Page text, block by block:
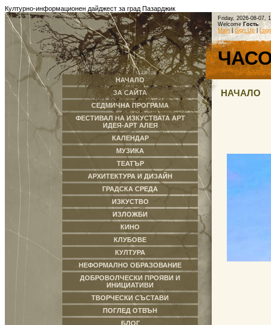
Културно-информационен дайджест за град Пазарджик
НАЧАЛО
ЗА САЙТА
СЕДМИЧНА ПРОГРАМА
ФЕСТИВАЛ НА ИЗКУСТВАТА АРТ
ИДЕЯ-АРТ АЛЕЯ
КАЛЕНДАР
МУЗИКА
ТЕАТЪР
АРХИТЕКТУРА И ДИЗАЙН
ГРАДСКА СРЕДА
ИЗКУСТВО
ИЗЛОЖБИ
КИНО
КЛУБОВЕ
КУЛТУРА
НЕФОРМАЛНО ОБРАЗОВАНИЕ
ДОБРОВОЛЧЕСКИ ПРОЯВИ И
ИНИЦИАТИВИ
ТВОРЧЕСКИ СЪСТАВИ
ПОГЛЕД ОТВЪН
БЛОГ
Friday, 2026-08-07,
Welcome Гость
Main
Sign Up
НАЧАЛО